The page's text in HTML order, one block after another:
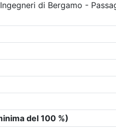
filtri ricerca eventi